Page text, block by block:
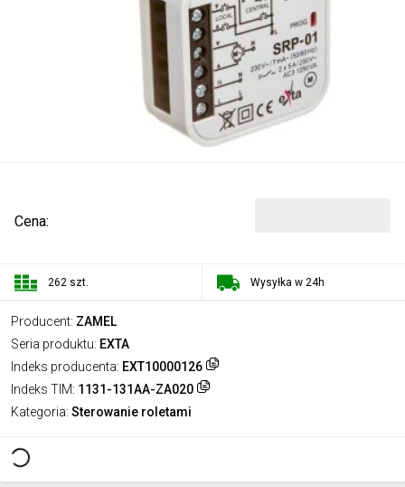
Producent: ZAMEL
Seria produktu: EXTA
Indeks producenta: EXT10000126
Indeks TIM: 1131-131AA-ZA020
Kategoria: Sterowanie roletami
Cena:
262 szt. Wysyłka w 24h